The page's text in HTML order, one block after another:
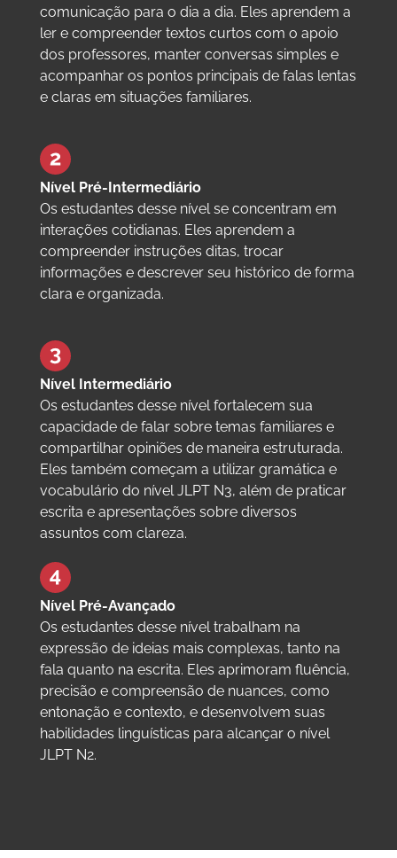
comunicação para o dia a dia. Eles aprendem a
ler e compreender textos curtos com o apoio
dos professores, manter conversas simples e
acompanhar os pontos principais de falas lentas
e claras em situações familiares.
Nível Pré-Intermediário
Os estudantes desse nível se concentram em
interações cotidianas. Eles aprendem a
compreender instruções ditas, trocar
informações e descrever seu histórico de forma
clara e organizada.
Nível Intermediário
Os estudantes desse nível fortalecem sua
capacidade de falar sobre temas familiares e
compartilhar opiniões de maneira estruturada.
Eles também começam a utilizar gramática e
vocabulário do nível JLPT N3, além de praticar
escrita e apresentações sobre diversos
assuntos com clareza.
Nível Pré-Avançado
Os estudantes desse nível trabalham na
expressão de ideias mais complexas, tanto na
fala quanto na escrita. Eles aprimoram fluência,
precisão e compreensão de nuances, como
entonação e contexto, e desenvolvem suas
habilidades linguísticas para alcançar o nível
JLPT N2.